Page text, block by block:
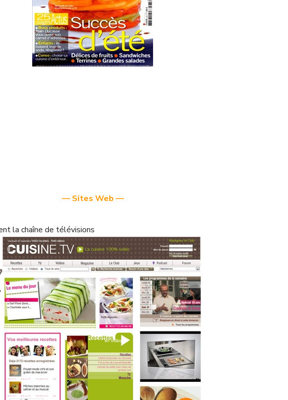
— Sites Web —
la chaîne de télévisions